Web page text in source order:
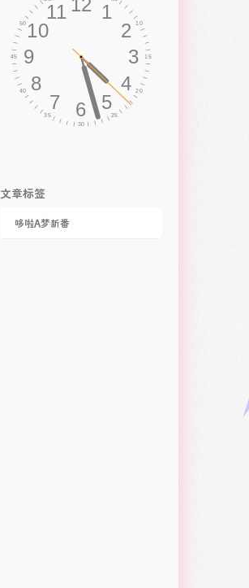
文章标签
哆啦A梦新番